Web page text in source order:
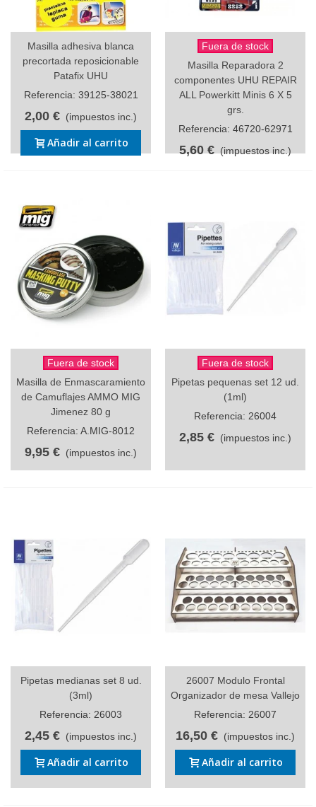
Masilla adhesiva blanca
precortada reposicionable
Patafix UHU
Referencia: 39125-38021
2,00 € (impuestos inc.)
Añadir al carrito
Fuera de stock
Masilla Reparadora 2
componentes UHU REPAIR
ALL Powerkitt Minis 6 X 5
grs.
Referencia: 46720-62971
5,60 € (impuestos inc.)
Fuera de stock
Masilla de Enmascaramiento
de Camuflajes AMMO MIG
Jimenez 80 g
Referencia: A.MIG-8012
9,95 € (impuestos inc.)
Fuera de stock
Pipetas pequenas set 12 ud.
(1ml)
Referencia: 26004
2,85 € (impuestos inc.)
Pipetas medianas set 8 ud.
(3ml)
Referencia: 26003
2,45 € (impuestos inc.)
Añadir al carrito
26007 Modulo Frontal
Organizador de mesa Vallejo
Referencia: 26007
16,50 € (impuestos inc.)
Añadir al carrito